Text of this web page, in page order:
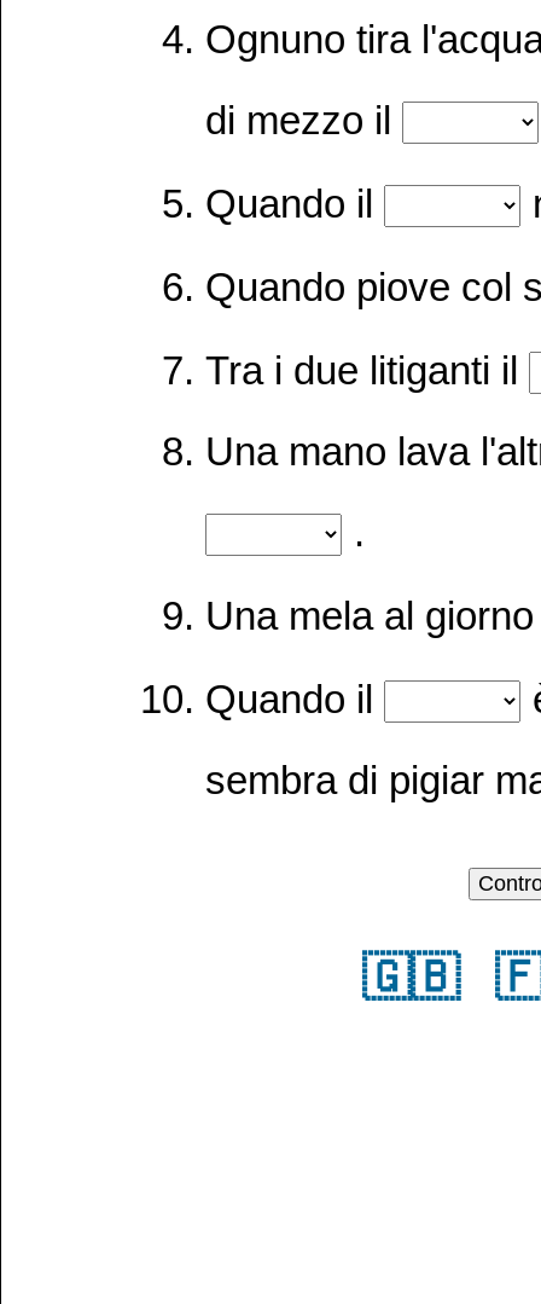
Ognuno tira
di mezzo il
Quando il
Quando piove col
Tra i due litiganti il
Una mano lava
.
Una mela al
Quando il
sembra di pigiar
🇬🇧